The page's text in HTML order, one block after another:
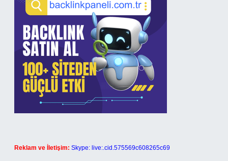
Reklam ve İletişim: Skype: live:.cid.575569c608265c69